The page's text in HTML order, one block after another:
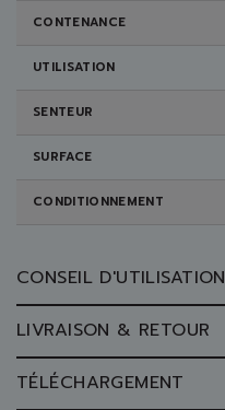
CONTENANCE
UTILISATION
SENTEUR
SURFACE
CONDITIONNEMENT
CONSEIL D'UTILISATION
LIVRAISON & RETOUR
TÉLÉCHARGEMENT